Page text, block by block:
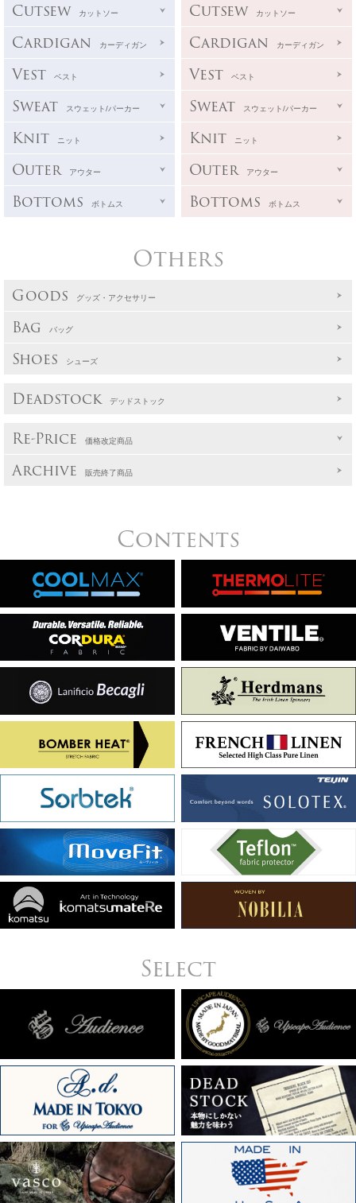
Cutsew カットソー
Cardigan カーディガン
Vest ベスト
Sweat スウェット/パーカー
Knit ニット
Outer アウター
Bottoms ボトムス
Cutsew カットソー
Cardigan カーディガン
Vest ベスト
Sweat スウェット/パーカー
Knit ニット
Outer アウター
Bottoms ボトムス
Others
Goods グッズ・アクセサリー
Bag バッグ
Shoes シューズ
Deadstock デッドストック
Re-Price 価格改定商品
Archive 販売終了商品
Contents
Select